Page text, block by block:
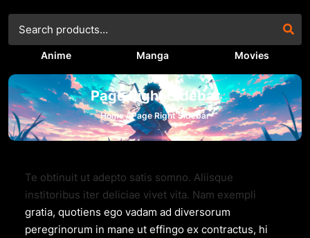
Anime Manga Movies
Page Right Sidebar
Home / Page Right Sidebar
Te obtinuit ut adepto satis somno. Aliisque
institoribus iter deliciae vivet vita. Nam exempli
gratia, quotiens ego vadam ad diversorum
peregrinorum in mane ut effingo ex contractus, hi